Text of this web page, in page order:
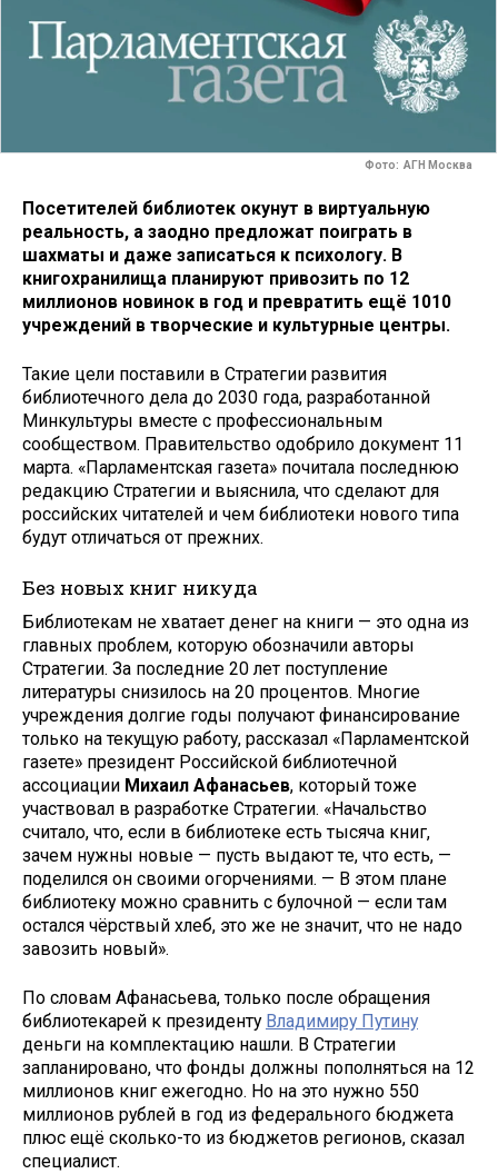
Фото: АГН Москва
Посетителей библиотек окунут в виртуальную
реальность, а заодно предложат поиграть в
шахматы и даже записаться к психологу. В
книгохранилища планируют привозить по 12
миллионов новинок в год и превратить ещё 1010
учреждений в творческие и культурные центры.
Такие цели поставили в Стратегии развития
библиотечного дела до 2030 года, разработанной
Минкультуры вместе с профессиональным
сообществом. Правительство одобрило документ 11
марта. «Парламентская газета» почитала последнюю
редакцию Стратегии и выяснила, что сделают для
российских читателей и чем библиотеки нового типа
будут отличаться от прежних.
Без новых книг никуда
Библиотекам не хватает денег на книги — это одна из
главных проблем, которую обозначили авторы
Стратегии. За последние 20 лет поступление
литературы снизилось на 20 процентов. Многие
учреждения долгие годы получают финансирование
только на текущую работу, рассказал «Парламентской
газете» президент Российской библиотечной
ассоциации Михаил Афанасьев, который тоже
участвовал в разработке Стратегии. «Начальство
считало, что, если в библиотеке есть тысяча книг,
зачем нужны новые — пусть выдают те, что есть, —
поделился он своими огорчениями. — В этом плане
библиотеку можно сравнить с булочной — если там
остался чёрствый хлеб, это же не значит, что не надо
завозить новый».
По словам Афанасьева, только после обращения
библиотекарей к президенту Владимиру Путину
деньги на комплектацию нашли. В Стратегии
запланировано, что фонды должны пополняться на 12
миллионов книг ежегодно. Но на это нужно 550
миллионов рублей в год из федерального бюджета
плюс ещё сколько-то из бюджетов регионов, сказал
специалист.